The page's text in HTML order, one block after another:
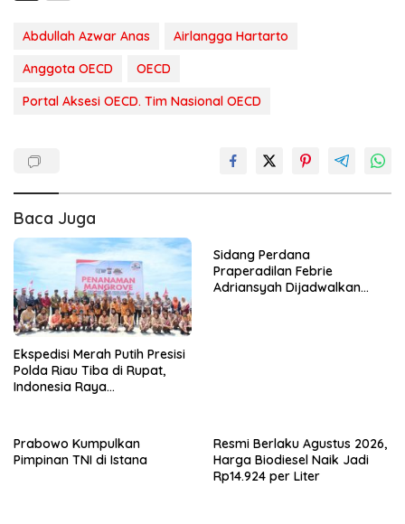
Abdullah Azwar Anas
Airlangga Hartarto
Anggota OECD
OECD
Portal Aksesi OECD. Tim Nasional OECD
Baca Juga
Ekspedisi Merah Putih Presisi
Polda Riau Tiba di Rupat,
Indonesia Raya
Sidang Perdana
Praperadilan Febrie
Adriansyah Dijadwalkan
Prabowo Kumpulkan
Pimpinan TNI di Istana
Resmi Berlaku Agustus 2026,
Harga Biodiesel Naik Jadi
Rp14.924 per Liter